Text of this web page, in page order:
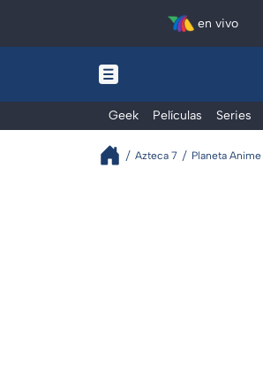
en vivo
Geek Películas Series
Azteca 7 Planeta Anime